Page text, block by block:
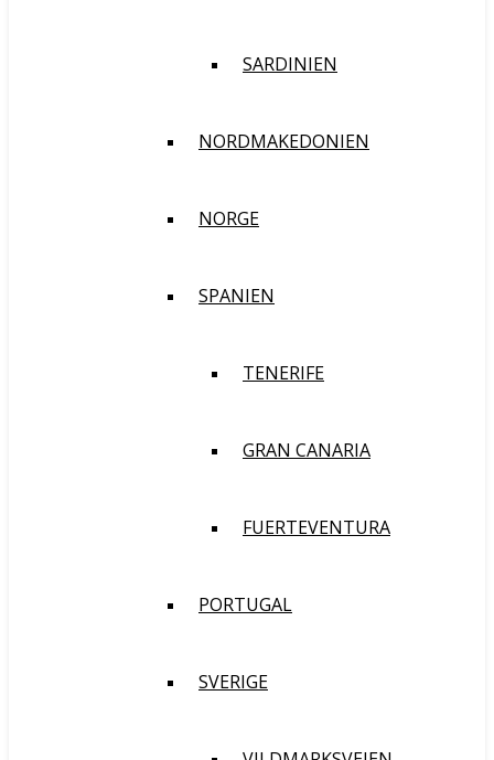
SARDINIEN
NORDMAKEDONIEN
NORGE
SPANIEN
TENERIFE
GRAN CANARIA
FUERTEVENTURA
PORTUGAL
SVERIGE